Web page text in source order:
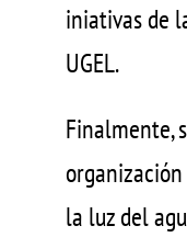
iniativas de
UGEL.
Finalmente,
la luz del